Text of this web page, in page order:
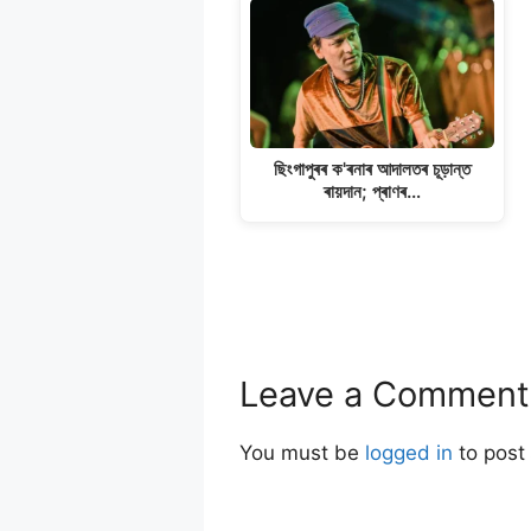
ছিংগাপুৰৰ ক'ৰনাৰ আদালতৰ চূড়ান্ত
ৰায়দান; প্ৰাণৰ…
Leave a Comment
You must be logged in to post